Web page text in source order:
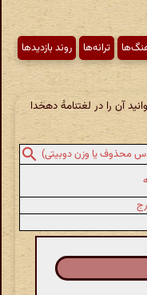
ترانه‌ها
روند بازدیدها
آن را در لغتنامهٔ دهخدا
محذوف یا وزن دوبیتی)